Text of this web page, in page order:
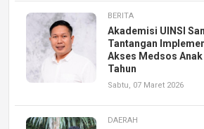
BERITA
Akademisi UINSI
Tantangan
Akses Medsos Anak
Tahun
Sabtu, 07 Maret 2026
DAERAH